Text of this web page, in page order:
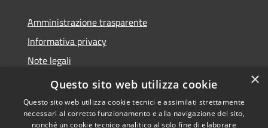
Amministrazione trasparente
Informativa privacy
Note legali
Dichiarazione di accessibilità
×
Questo sito web utilizza cookie
Questo sito web utilizza cookie tecnici e assimilati strettamente
necessari al corretto funzionamento e alla navigazione del sito,
nonché un cookie tecnico analitico al solo fine di elaborare